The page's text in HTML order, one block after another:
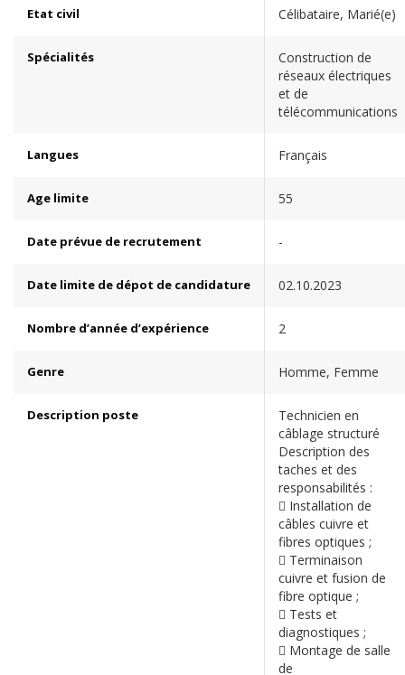
Etat civil Célibataire, Marié(e)
Spécialités
Construction de
réseaux électriques
et de
télécommunications
Langues Français
Age limite 55
Date prévue de recrutement -
Date limite de dépot de candidature 02.10.2023
Nombre d’année d’expérience 2
Genre Homme, Femme
Description poste
Technicien en
câblage structuré
Description des
taches et des
responsabilités :
 Installation de
câbles cuivre et
fibres optiques ;
 Terminaison
cuivre et fusion de
fibre optique ;
 Tests et
diagnostiques ;
 Montage de salle
de